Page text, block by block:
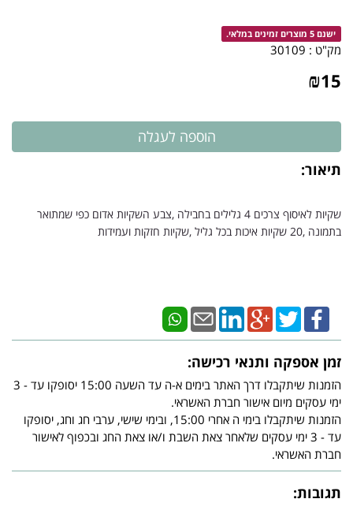
ישנם 5 מוצרים זמינים במלאי.
מק"ט : 30109
₪15
תיאור:
שקיות לאיסוף צרכים 4 גלילים בחבילה ,צבע השקיות אדום כפי שמתואר
בתמונה ,20 שקיות איכות בכל גליל ,שקיות חזקות ועמידות
זמן אספקה ותנאי רכישה:
הזמנות שיתקבלו דרך האתר בימים א-ה עד השעה 15:00 יסופקו עד - 3
ימי עסקים מיום אישור חברת האשראי.
הזמנות שיתקבלו בימי ה אחרי 15:00, ובימי שישי, ערבי חג וחג, יסופקו
עד - 3 ימי עסקים שלאחר צאת השבת ו/או צאת החג ובכפוף לאישור
חברת האשראי.
תגובות: